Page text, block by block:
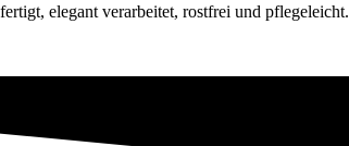
elegant verarbeitet, rostfrei und pflegeleicht.